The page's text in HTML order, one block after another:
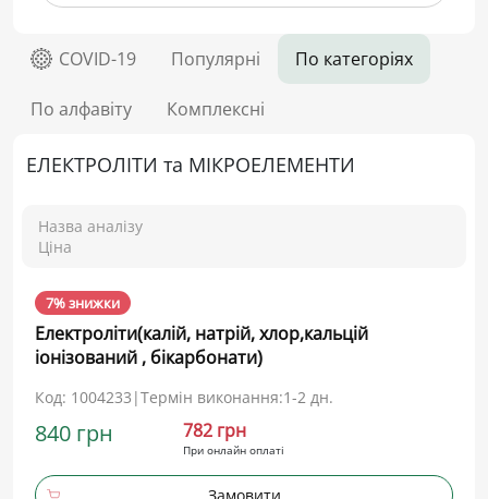
COVID-19 Популярні По категоріях
По алфавіту Комплексні
ЕЛЕКТРОЛІТИ та МІКРОЕЛЕМЕНТИ
Назва аналізу
Ціна
7% знижки
Електроліти(калій, натрій, хлор,кальцій
іонізований , бікарбонати)
Код: 1004233 |Термін виконання:1-2 дн.
840 грн 782 грн
При онлайн оплаті